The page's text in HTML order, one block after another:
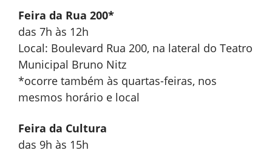
Feira da Rua 200*
das 7h às 12h
Local: Boulevard Rua 200, na lateral do Teatro
Municipal Bruno Nitz
*ocorre também às quartas-feiras, nos
mesmos horário e local
Feira da Cultura
das 9h às 15h